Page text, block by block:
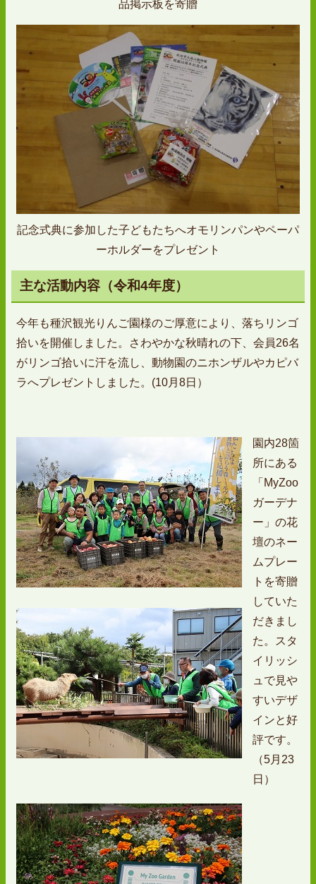
品掲示板を寄贈
記念式典に参加した子どもたちへオモリンパンやペーパ
ーホルダーをプレゼント
主な活動内容（令和4年度）
今年も種沢観光りんご園様のご厚意により、落ちリンゴ
拾いを開催しました。さわやかな秋晴れの下、会員26名
がリンゴ拾いに汗を流し、動物園のニホンザルやカピバ
ラへプレゼントしました。(10月8日）
園内28箇
所にある
「MyZoo
ガーデナ
ー」の花
壇のネー
ムプレー
トを寄贈
していた
だきまし
た。スタ
イリッシ
ュで見や
すいデザ
インと好
評です。
（5月23
日）